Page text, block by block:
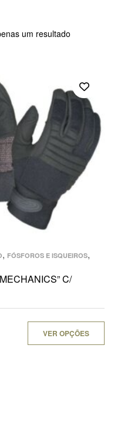
um resultado
, FÓSFOROS E ISQUEIROS,
C/
VER OPÇÕES